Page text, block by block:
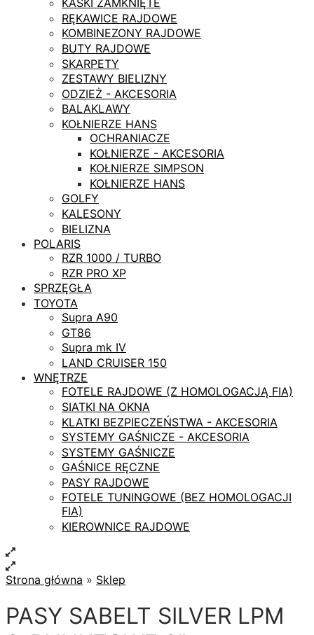
KASKI ZAMKNIĘTE
RĘKAWICE RAJDOWE
KOMBINEZONY RAJDOWE
BUTY RAJDOWE
SKARPETY
ZESTAWY BIELIZNY
ODZIEŻ - AKCESORIA
BALAKLAWY
KOŁNIERZE HANS
OCHRANIACZE
KOŁNIERZE - AKCESORIA
KOŁNIERZE SIMPSON
KOŁNIERZE HANS
GOLFY
KALESONY
BIELIZNA
POLARIS
RZR 1000 / TURBO
RZR PRO XP
SPRZĘGŁA
TOYOTA
Supra A90
GT86
Supra mk IV
LAND CRUISER 150
WNĘTRZE
FOTELE RAJDOWE (Z HOMOLOGACJĄ FIA)
SIATKI NA OKNA
KLATKI BEZPIECZEŃSTWA - AKCESORIA
SYSTEMY GAŚNICZE - AKCESORIA
SYSTEMY GAŚNICZE
GAŚNICE RĘCZNE
PASY RAJDOWE
FOTELE TUNINGOWE (BEZ HOMOLOGACJI
FIA)
KIEROWNICE RAJDOWE
Strona główna » Sklep
PASY SABELT SILVER LPM